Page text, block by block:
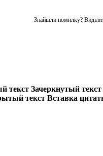
Знайшли помилку?
текст Зачеркнутый текст
текст Вставка